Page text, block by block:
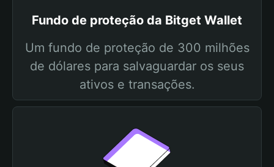
Fundo de proteção da Bitget Wallet
Um fundo de proteção de 300 milhões
de dólares para salvaguardar os seus
ativos e transações.